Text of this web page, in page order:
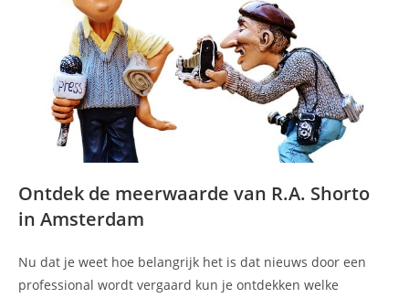
Ontdek de meerwaarde van R.A. Shorto
in Amsterdam
Nu dat je weet hoe belangrijk het is dat nieuws door een
professional wordt vergaard kun je ontdekken welke